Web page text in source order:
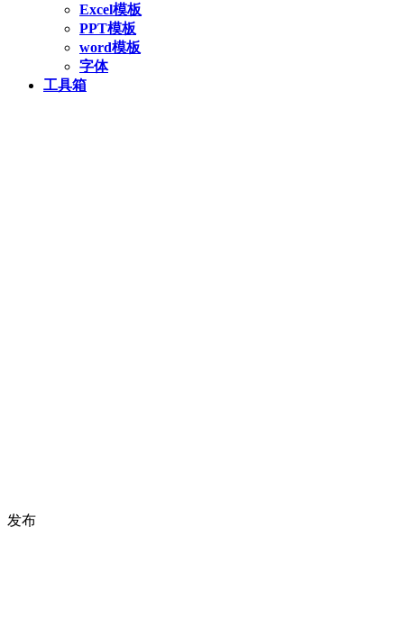
Excel模板
PPT模板
word模板
字体
工具箱
发布